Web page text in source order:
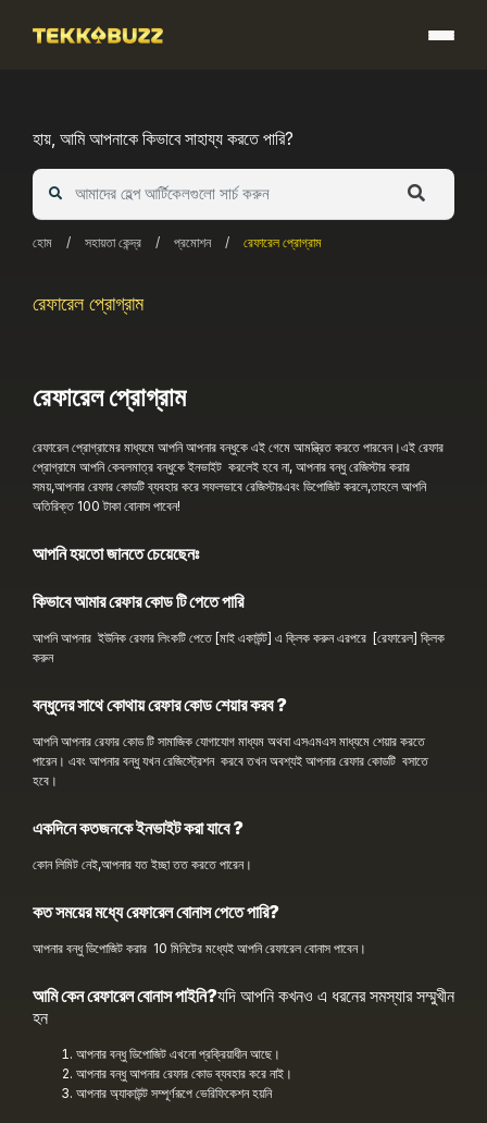
হায়, আমি আপনাকে কিভাবে সাহায্য করতে পারি?
হোম / সহায়তা কেন্দ্র / প্রমোশন / রেফারেল প্রোগ্রাম
রেফারেল প্রোগ্রাম
রেফারেল প্রোগ্রাম
রেফারেল প্রোগ্রামের মাধ্যমে আপনি আপনার বন্ধুকে এই গেমে আমন্ত্রিত করতে পারবেন।এই রেফার
প্রোগ্রামে আপনি কেবলমাত্র বন্ধুকে ইনভাইট করলেই হবে না, আপনার বন্ধু রেজিস্টার করার
সময়,আপনার রেফার কোডটি ব্যবহার করে সফলভাবে রেজিস্টারএবং ডিপোজিট করলে,তাহলে আপনি
অতিরিক্ত 100 টাকা বোনাস পাবেন!
আপনি হয়তো জানতে চেয়েছেনঃ
কিভাবে আমার রেফার কোড টি পেতে পারি
আপনি আপনার ইউনিক রেফার লিংকটি পেতে [মাই একাউন্ট] এ ক্লিক করুন এরপরে [রেফারেল] ক্লিক
করুন
বন্ধুদের সাথে কোথায় রেফার কোড শেয়ার করব ?
আপনি আপনার রেফার কোড টি সামাজিক যোগাযোগ মাধ্যম অথবা এসএমএস মাধ্যমে শেয়ার করতে
পারেন। এবং আপনার বন্ধু যখন রেজিস্ট্রেশন করবে তখন অবশ্যই আপনার রেফার কোডটি বসাতে
হবে।
একদিনে কতজনকে ইনভাইট করা যাবে ?
কোন লিমিট নেই,আপনার যত ইচ্ছা তত করতে পারেন।
কত সময়ের মধ্যে রেফারেল বোনাস পেতে পারি?
আপনার বন্ধু ডিপোজিট করার 10 মিনিটের মধ্যেই আপনিরেফারেল বোনাস পাবেন।
আমি কেন রেফারেল বোনাস পাইনি?যদি আপনি কখনও এ ধরনের সমস্যার সম্মুখীন
হন
আপনার বন্ধু ডিপোজিট এখনো প্রক্রিয়াধীন আছে।
আপনার বন্ধু আপনার রেফার কোড ব্যবহার করে নাই।
আপনার অ্যাকাউন্ট সম্পূর্ণরূপে ভেরিফিকেশন হয়নি